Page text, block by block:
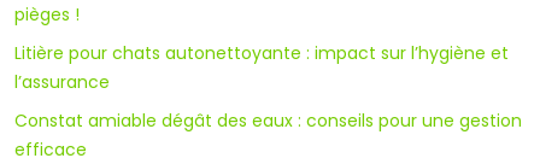
pièges !
Litière pour chats autonettoyante : impact sur l’hygiène et
l’assurance
Constat amiable dégât des eaux : conseils pour une gestion
efficace